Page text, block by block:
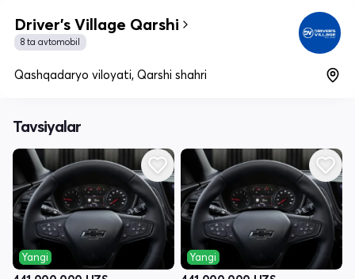
Driver's Village Qarshi
8 ta avtomobil
Qashqadaryo viloyati, Qarshi shahri
Tavsiyalar
Yangi Yangi